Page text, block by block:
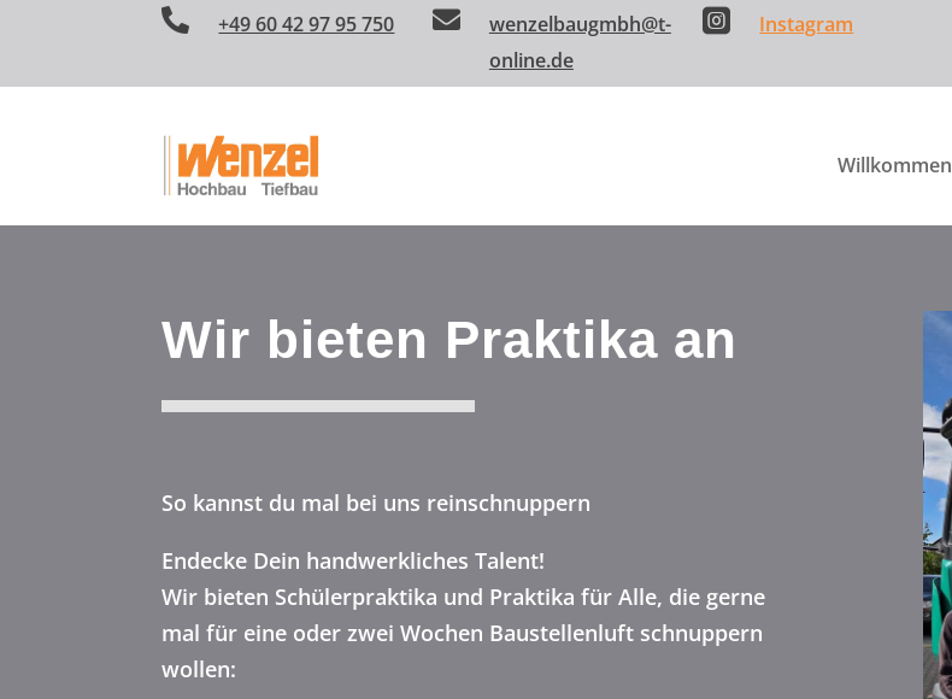
 +49 60 42 97 95 750 
wenzelbaugmbh@t-
online.de
 Instagram
Willkommen
Wir bieten Praktika an
So kannst du mal bei uns reinschnuppern
Endecke Dein handwerkliches Talent!
Wir bieten Schülerpraktika und Praktika für Alle, die gerne
mal für eine oder zwei Wochen Baustellenluft schnuppern
wollen: